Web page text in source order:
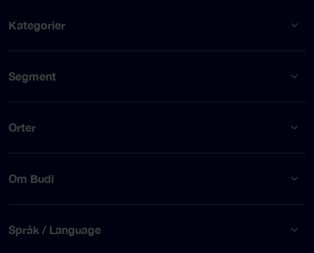
Kategorier
Segment
Orter
Om Budi
Språk / Language